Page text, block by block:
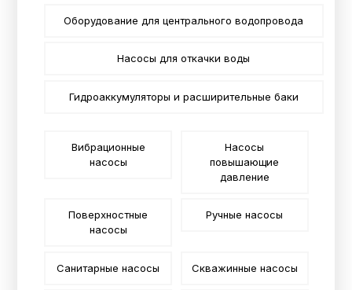
Оборудование для центрального водопровода
Насосы для откачки воды
Гидроаккумуляторы и расширительные баки
Вибрационные
насосы
Насосы
повышающие
давление
Поверхностные
насосы
Ручные насосы
Санитарные насосы Скважинные насосы